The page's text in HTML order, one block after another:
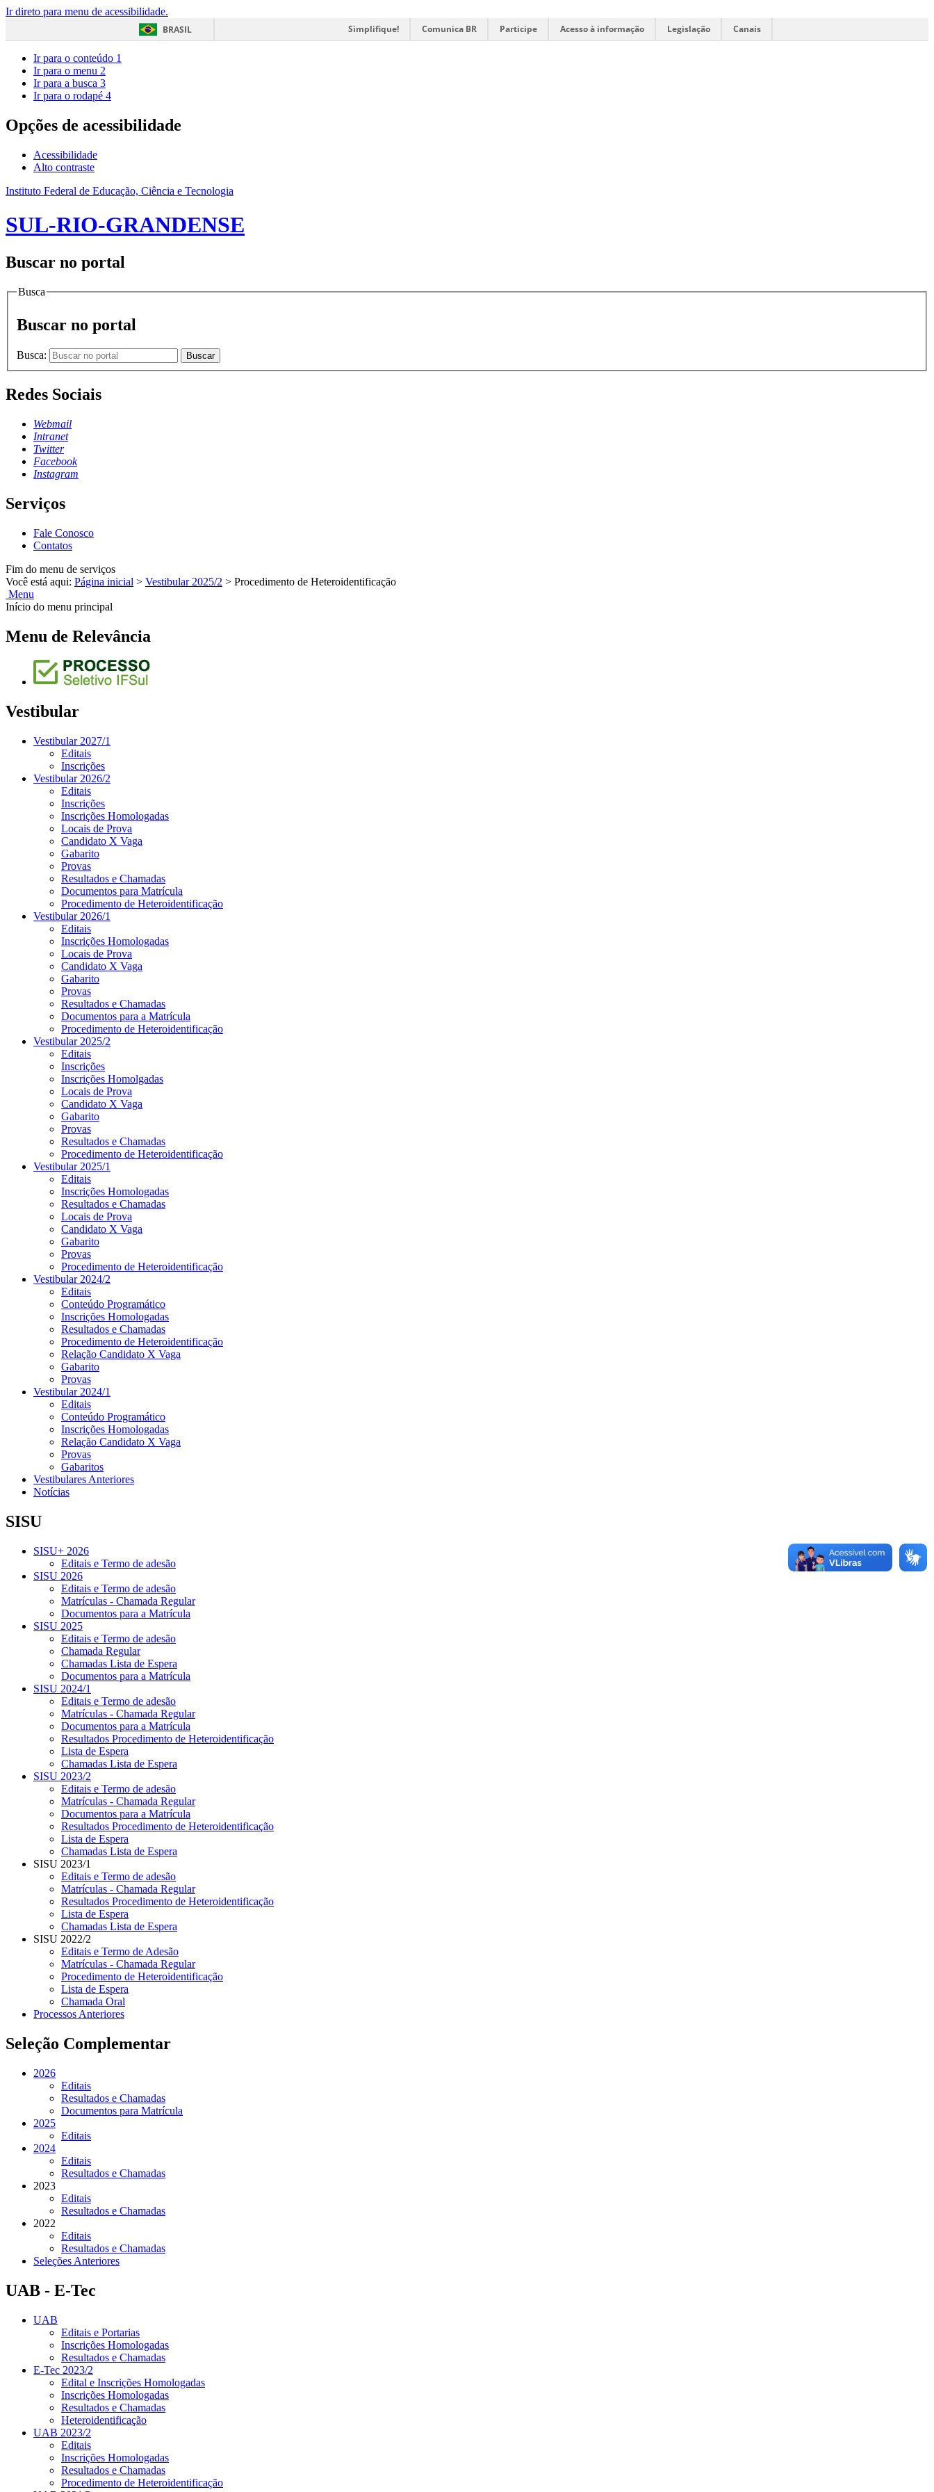
Ir direto para menu de acessibilidade.
BRASIL
Simplifique! Comunica BR Participe Acesso à informação Legislação Canais
Ir para o conteúdo 1
Ir para o menu 2
Ir para a busca 3
Ir para o rodapé 4
Opções de acessibilidade
Acessibilidade
Alto contraste
Instituto Federal de Educação, Ciência e Tecnologia
SUL-RIO-GRANDENSE
Buscar no portal
Busca
Buscar no portal
Busca: Buscar
Redes Sociais
Webmail
Intranet
Twitter
Facebook
Instagram
Serviços
Fale Conosco
Contatos
Fim do menu de serviços
Você está aqui: Página inicial > Vestibular 2025/2 > Procedimento de Heteroidentificação
Menu
Início do menu principal
Menu de Relevância
Vestibular
Vestibular 2027/1
Editais
Inscrições
Vestibular 2026/2
Editais
Inscrições
Inscrições Homologadas
Locais de Prova
Candidato X Vaga
Gabarito
Provas
Resultados e Chamadas
Documentos para Matrícula
Procedimento de Heteroidentificação
Vestibular 2026/1
Editais
Inscrições Homologadas
Locais de Prova
Candidato X Vaga
Gabarito
Provas
Resultados e Chamadas
Documentos para a Matrícula
Procedimento de Heteroidentificação
Vestibular 2025/2
Editais
Inscrições
Inscrições Homolgadas
Locais de Prova
Candidato X Vaga
Gabarito
Provas
Resultados e Chamadas
Procedimento de Heteroidentificação
Vestibular 2025/1
Editais
Inscrições Homologadas
Resultados e Chamadas
Locais de Prova
Candidato X Vaga
Gabarito
Provas
Procedimento de Heteroidentificação
Vestibular 2024/2
Editais
Conteúdo Programático
Inscrições Homologadas
Resultados e Chamadas
Procedimento de Heteroidentificação
Relação Candidato X Vaga
Gabarito
Provas
Vestibular 2024/1
Editais
Conteúdo Programático
Inscrições Homologadas
Relação Candidato X Vaga
Provas
Gabaritos
Vestibulares Anteriores
Notícias
SISU
SISU+ 2026
Editais e Termo de adesão
SISU 2026
Editais e Termo de adesão
Matrículas - Chamada Regular
Documentos para a Matrícula
SISU 2025
Editais e Termo de adesão
Chamada Regular
Chamadas Lista de Espera
Documentos para a Matrícula
SISU 2024/1
Editais e Termo de adesão
Matrículas - Chamada Regular
Documentos para a Matrícula
Resultados Procedimento de Heteroidentificação
Lista de Espera
Chamadas Lista de Espera
SISU 2023/2
Editais e Termo de adesão
Matrículas - Chamada Regular
Documentos para a Matrícula
Resultados Procedimento de Heteroidentificação
Lista de Espera
Chamadas Lista de Espera
SISU 2023/1
Editais e Termo de adesão
Matrículas - Chamada Regular
Resultados Procedimento de Heteroidentificação
Lista de Espera
Chamadas Lista de Espera
SISU 2022/2
Editais e Termo de Adesão
Matrículas - Chamada Regular
Procedimento de Heteroidentificação
Lista de Espera
Chamada Oral
Processos Anteriores
Seleção Complementar
2026
Editais
Resultados e Chamadas
Documentos para Matrícula
2025
Editais
2024
Editais
Resultados e Chamadas
2023
Editais
Resultados e Chamadas
2022
Editais
Resultados e Chamadas
Seleções Anteriores
UAB - E-Tec
UAB
Editais e Portarias
Inscrições Homologadas
Resultados e Chamadas
E-Tec 2023/2
Edital e Inscrições Homologadas
Inscrições Homologadas
Resultados e Chamadas
Heteroidentificação
UAB 2023/2
Editais
Inscrições Homologadas
Resultados e Chamadas
Procedimento de Heteroidentificação